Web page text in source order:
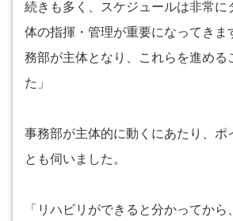
続きも多く、スケジュールは非常に
体の指揮・管理が重要になってきま
務部が主体となり、これらを進める
た」
事務部が主体的に動くにあたり、ポ
とも伺いました。
「リハビリができると分かってか